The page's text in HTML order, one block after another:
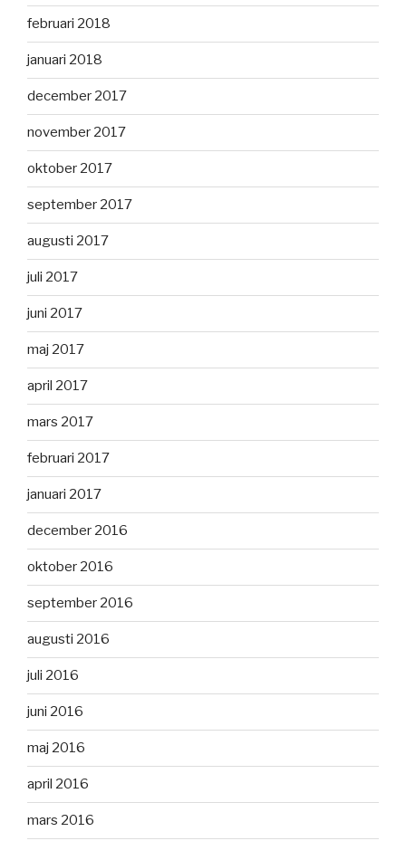
februari 2018
januari 2018
december 2017
november 2017
oktober 2017
september 2017
augusti 2017
juli 2017
juni 2017
maj 2017
april 2017
mars 2017
februari 2017
januari 2017
december 2016
oktober 2016
september 2016
augusti 2016
juli 2016
juni 2016
maj 2016
april 2016
mars 2016